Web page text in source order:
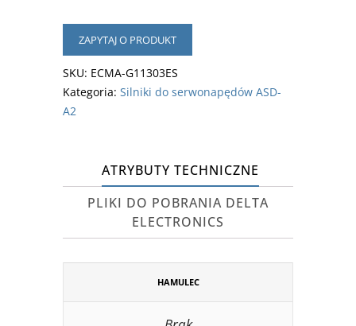
ZAPYTAJ O PRODUKT
SKU: ECMA-G11303ES
Kategoria: Silniki do serwonapędów ASD-
A2
ATRYBUTY TECHNICZNE
PLIKI DO POBRANIA DELTA
ELECTRONICS
HAMULEC